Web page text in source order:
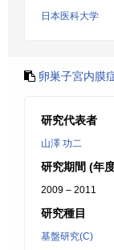
日本医科大学
卵巣子宮内膜
研究代表者
山澤 功二
研究期間 (年
2009 – 2011
研究種目
基盤研究(C)